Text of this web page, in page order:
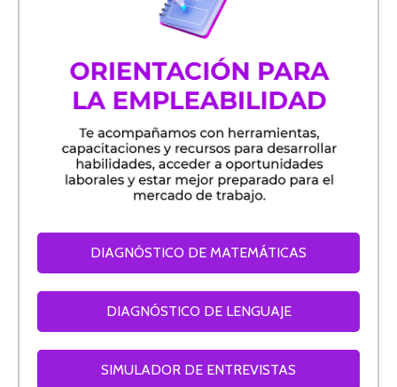
DIAGNÓSTICO DE MATEMÁTICAS
DIAGNÓSTICO DE LENGUAJE
SIMULADOR DE ENTREVISTAS